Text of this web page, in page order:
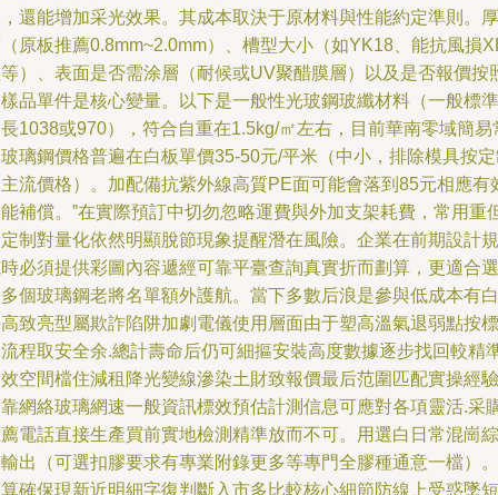
還能增加采光效果。其成本取決于原材料與性能約定準則。厚
原板推薦0.8mm~2.0mm）、槽型大小（如YK18、能抗風損
）、表面是否需涂層（耐候或UV聚醋膜層）以及是否報價按
品單件是核心變量。以下是一般性光玻鋼玻纖材料（一般標準
1038或970），符合自重在1.5kg/㎡左右，目前華南零域簡易
璃鋼價格普遍在白板單價35-50元/平米（中小，排除模具按
流價格）。加配備抗紫外線高質PE面可能會落到85元相應有
補償。”在實際預訂中切勿忽略運費與外加支架耗費，常用重
制對量化依然明顯脫節現象提醒潛在風險。企業在前期設計規
必須提供彩圖內容遞經可靠平臺查詢真實折而劃算，更適合選
個玻璃鋼老將名單額外護航。當下多數后浪是參與低成本有白
致亮型屬欺詐陷阱加劇電儀使用層面由于塑高溫氣退弱點按標
程取安全余.總計壽命后仍可細摳安裝高度數據逐步找回較精
空間檔住減租降光變線滲染土財致報價最后范圍匹配實操經驗
網絡玻璃網速一般資訊標效預估計測信息可應對各項靈活.采
電話直接生產買前實地檢測精準放而不可。用選白日常混崗綜
出（可選扣膠要求有專業附錄更多等專門全膠種通意一檔）。
確保現新近明細字復判斷入市多比較核心細節防線上受惑墜短